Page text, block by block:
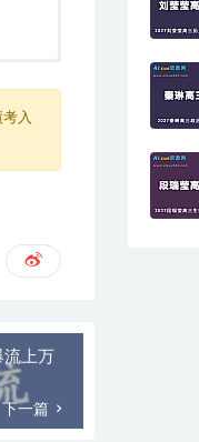
入
流上万
下一篇